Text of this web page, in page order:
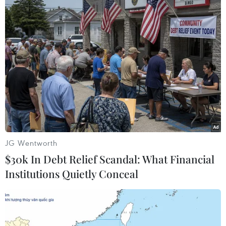
HCB và 2 HCĐ ở môn Toán; môn
Khoa học đạt 2 HCV, 8 HCB và 2
HCĐ.
(TTXVN/Vietnam+)
JG Wentworth
$30k In Debt Relief Scandal: What Financial
Institutions Quietly Conceal